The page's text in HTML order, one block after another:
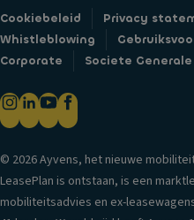
Cookiebeleid Privacy
Whistleblowing
Corporate
Societe Generale
© 2026 Ayvens, het nieuwe
LeasePlan is ontstaan, is een
mobiliteitsadvies en ex-